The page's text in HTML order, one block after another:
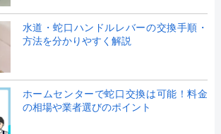
水道・蛇口ハンドルレバーの交換手順・
方法を分かりやすく解説
ホームセンターで蛇口交換は可能！料金
の相場や業者選びのポイント